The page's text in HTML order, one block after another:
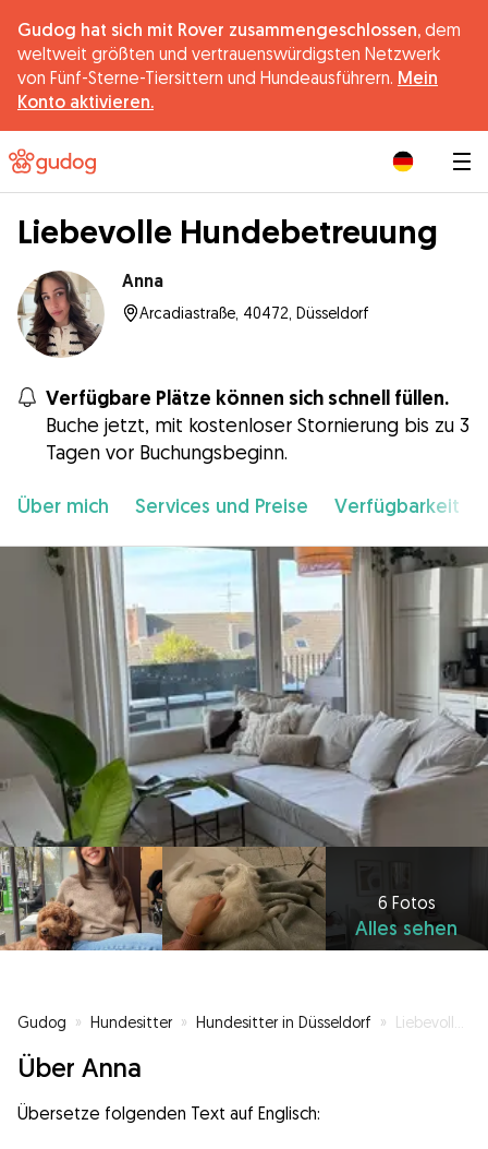
Gudog hat sich mit Rover zusammengeschlossen, dem
weltweit größten und vertrauenswürdigsten Netzwerk
von Fünf-Sterne-Tiersittern und Hundeausführern. Mein
Konto aktivieren.
Liebevolle Hundebetreuung
Anna
Arcadiastraße, 40472, Düsseldorf
Verfügbare Plätze können sich schnell füllen.
Buche jetzt, mit kostenloser Stornierung bis zu 3
Tagen vor Buchungsbeginn.
Über mich Services und Preise Verfügbarkeit
6 Fotos
Alles sehen
Gudog » Hundesitter » Hundesitter in Düsseldorf » Liebevolle Hundebetreuung
Über Anna
Übersetze folgenden Text auf Englisch: